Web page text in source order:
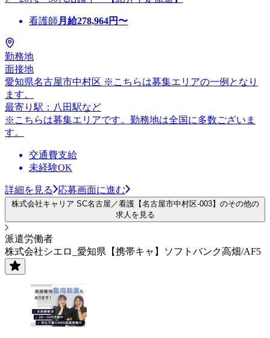
看護師 月給278,964円〜
勤務地
面接地
愛知県名古屋市中村区 ※こちらは募集エリアの一例となり
ます。
最寄り駅：八田駅など
※こちらは募集エリアです。勤務地は全国に多数ございま
す。
交通費支給
未経験OK
詳細を見る 応募画面に進む
株式会社キャリア SC名古屋／看護【名古屋市中村区-003】のその他の
求人を見る
派遣労働者
株式会社シエロ_愛知県【携帯キャ】ソフトバンク高畑/AF5